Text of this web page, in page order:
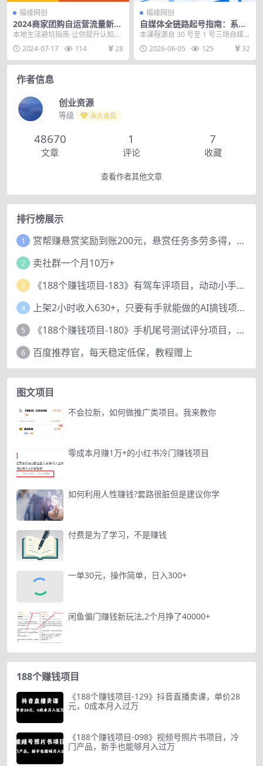
福缘网创
2024商家团购自运营流量新方
向引爆同城，手把手教你玩转
本地生活（67节完整版）
本地生活避坑指南-让你提升认知少
走弯路。经营分快速上90分和评价
维持的玩法，精细...
2024-07-17 114 28
福缘网创
自媒体全链路起号指南：系统
学习内容创作、引流变现全套
运营逻辑
本课程源自 30 号至 1 号三场自媒
体专场直播完整录播，整合老师现
场实操干货，...
2026-06-05 125 32
作者信息
创业资源
等级 永久会员
48670
文章
1
评论
7
收藏
查看作者其他文章
排行榜展示
1 赏帮赚悬赏奖励到账200元，悬赏任务多劳多得，人人可做。
2 卖社群一个月10万+
3 《188个赚钱项目-183》有驾车评项目，动动小手，复制粘贴赚44元！
4 上架2小时收入630+，只要有手就能做的AI搞钱项目，奶奶看完都能学会!
5 《188个赚钱项目-180》手机尾号测试评分项目，短视频直播日赚200+
6 百度推荐官，每天稳定低保，教程赠上
图文项目
不会拉新，如何做推广类项目。我来教你
零成本月赚1万+的小红书冷门赚钱项目
如何利用人性赚钱?套路很脏但是建议你学
付费是为了学习，不是赚钱
一单30元，操作简单，日入300+
闲鱼偏门赚钱新玩法,2个月挣了40000+
188个赚钱项目
《188个赚钱项目-129》抖音直播卖课，单价28
元，0成本月入过万
《188个赚钱项目-098》视频号照片书项目，冷
门产品，新手也能够月入过万